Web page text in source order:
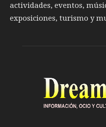
actividades, eventos,
exposiciones, turismo y